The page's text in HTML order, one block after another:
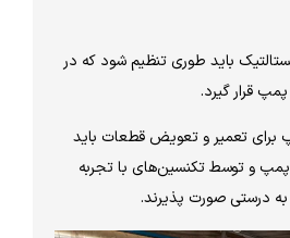
باید طوری تنظیم شود که در
گیرد.
تعمیر و تعویض قطعات باید
و توسط تکنسین‌های با تجربه
صورت پذیرند.